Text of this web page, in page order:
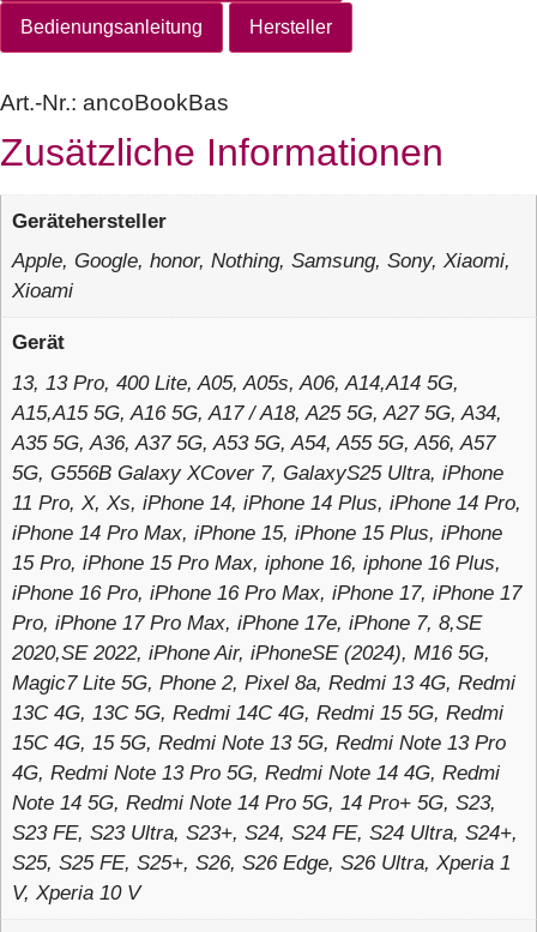
Bedienungsanleitung Hersteller
Art.-Nr.: ancoBookBas
Zusätzliche Informationen
Gerätehersteller
Apple, Google, honor, Nothing, Samsung, Sony, Xiaomi,
Xioami
Gerät
13, 13 Pro, 400 Lite, A05, A05s, A06, A14,A14 5G,
A15,A15 5G, A16 5G, A17 / A18, A25 5G, A27 5G, A34,
A35 5G, A36, A37 5G, A53 5G, A54, A55 5G, A56, A57
5G, G556B Galaxy XCover 7, GalaxyS25 Ultra, iPhone
11 Pro, X, Xs, iPhone 14, iPhone 14 Plus, iPhone 14 Pro,
iPhone 14 Pro Max, iPhone 15, iPhone 15 Plus, iPhone
15 Pro, iPhone 15 Pro Max, iphone 16, iphone 16 Plus,
iPhone 16 Pro, iPhone 16 Pro Max, iPhone 17, iPhone 17
Pro, iPhone 17 Pro Max, iPhone 17e, iPhone 7, 8,SE
2020,SE 2022, iPhone Air, iPhoneSE (2024), M16 5G,
Magic7 Lite 5G, Phone 2, Pixel 8a, Redmi 13 4G, Redmi
13C 4G, 13C 5G, Redmi 14C 4G, Redmi 15 5G, Redmi
15C 4G, 15 5G, Redmi Note 13 5G, Redmi Note 13 Pro
4G, Redmi Note 13 Pro 5G, Redmi Note 14 4G, Redmi
Note 14 5G, Redmi Note 14 Pro 5G, 14 Pro+ 5G, S23,
S23 FE, S23 Ultra, S23+, S24, S24 FE, S24 Ultra, S24+,
S25, S25 FE, S25+, S26, S26 Edge, S26 Ultra, Xperia 1
V, Xperia 10 V